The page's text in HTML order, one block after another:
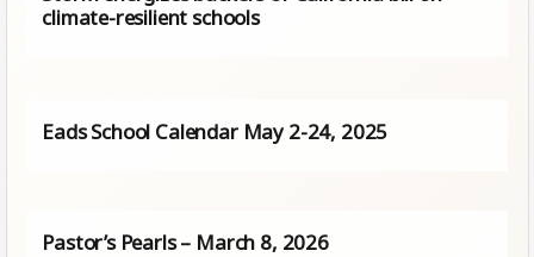
climate-resilient schools
Eads School Calendar May 2-24, 2025
Pastor’s Pearls – March 8, 2026